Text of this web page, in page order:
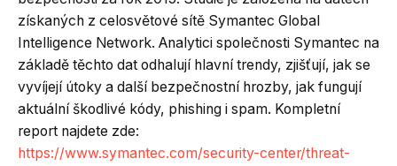
získaných z celosvětové sítě Symantec Global
Intelligence Network. Analytici společnosti Symantec na
základě těchto dat odhalují hlavní trendy, zjišťují, jak se
vyvíjejí útoky a další bezpečnostní hrozby, jak fungují
aktuální škodlivé kódy, phishing i spam. Kompletní
report najdete zde:
https://www.symantec.com/security-center/threat-